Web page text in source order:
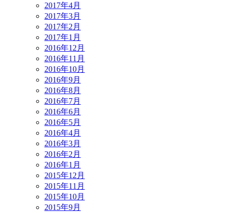
2017年4月
2017年3月
2017年2月
2017年1月
2016年12月
2016年11月
2016年10月
2016年9月
2016年8月
2016年7月
2016年6月
2016年5月
2016年4月
2016年3月
2016年2月
2016年1月
2015年12月
2015年11月
2015年10月
2015年9月